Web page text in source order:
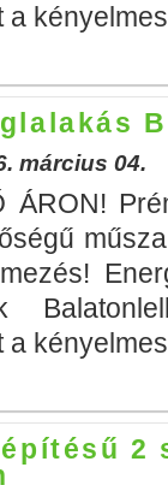
a
március 04.
ÁRON!
a
2